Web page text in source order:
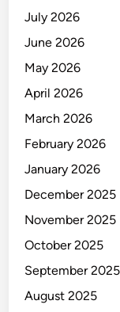
July 2026
June 2026
May 2026
April 2026
March 2026
February 2026
January 2026
December 2025
November 2025
October 2025
September 2025
August 2025